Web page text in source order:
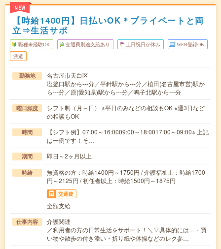
NEW
【時給1400円】日払いOK＊プライベートと両
立⇒生活サポ
職種未経験OK 交通費別途支給あり 土日祝日が休み WEB登録OK
派遣
勤務地
名古屋市天白区
塩釜口駅から---分／平針駅から---分／植田(名古屋市営)駅か
ら---分／原(愛知県)駅から---分／鳴子北駅から---分
曜日頻度
シフト制（月～日） ※平日のみなどの相談もOK ※週3日など
の相談もOK
時間
【シフト例】07:00～16:0009:00～18:0017:00～09:00※ 上記
は一例です！そ…
期間 即日～2ヶ月以上
時給
無資格の方：時給1400円～1750円 / 介護福祉士：時給1700
円～2125円 / 初任者以上：時給1500円～1875円
交通費
全額支給
仕事内容
介護関連
／利用者の方の日常生活をサポート！＼▽具体的には…・買
い物や散歩の付き添い・折り紙や体操などのレク参…